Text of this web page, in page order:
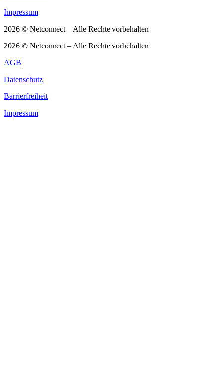
Impressum
2026 © Netconnect – Alle Rechte vorbehalten
2026 © Netconnect – Alle Rechte vorbehalten
AGB
Datenschutz
Barrierfreiheit
Impressum